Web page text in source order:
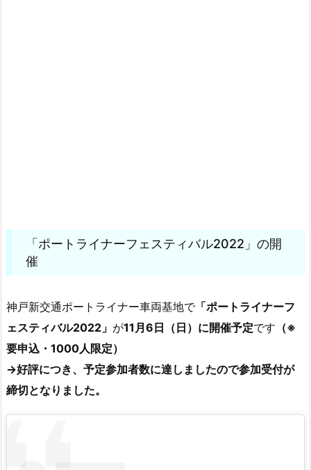
「ポートライナーフェスティバル2022」の開
催
神戸新交通ポートライナー車両基地で「ポートライナーフ
ェスティバル2022」 が11月6日（日）に開催予定です （※
要申込・1000人限定）
→好評につき、予定参加者数に達しましたので参加受付が
締切となりました。